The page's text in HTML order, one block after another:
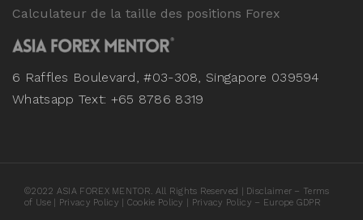
Calculateur de la taille des positions Forex
6 Raffles Boulevard, #03-308, Singapore 039594
Whatsapp Text: +65 8786 8319
©2022 ASIA FOREX MENTOR. All Rights Reserved | Disclaimer – Terms
of Use| Privacy Policy Cookie Policy Privacy Policy – Europe GDPR